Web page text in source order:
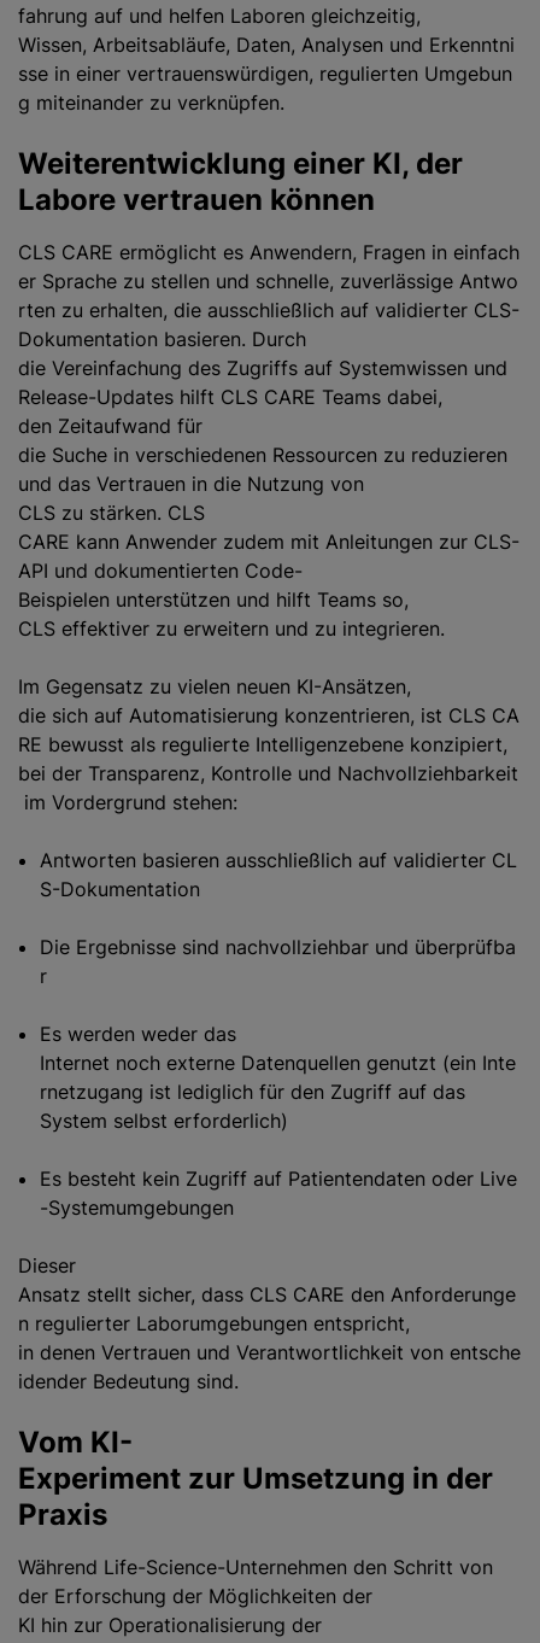
fahrung auf und helfen Laboren gleichzeitig,
Wissen, Arbeitsabläufe, Daten, Analysen und Erkenntni
sse in einer vertrauenswürdigen, regulierten Umgebun
g miteinander zu verknüpfen.
Weiterentwicklung einer KI, der
Labore vertrauen können
CLS CARE ermöglicht es Anwendern, Fragen in einfach
er Sprache zu stellen und schnelle, zuverlässige Antwo
rten zu erhalten, die ausschließlich auf validierter CLS-
Dokumentation basieren. Durch
die Vereinfachung des Zugriffs auf Systemwissen und
Release-Updates hilft CLS CARE Teams dabei,
den Zeitaufwand für
die Suche in verschiedenen Ressourcen zu reduzieren
und das Vertrauen in die Nutzung von
CLS zu stärken. CLS
CARE kann Anwender zudem mit Anleitungen zur CLS-
API und dokumentierten Code-
Beispielen unterstützen und hilft Teams so,
CLS effektiver zu erweitern und zu integrieren.
Im Gegensatz zu vielen neuen KI-Ansätzen,
die sich auf Automatisierung konzentrieren, ist CLS CA
RE bewusst als regulierte Intelligenzebene konzipiert,
bei der Transparenz, Kontrolle und Nachvollziehbarkeit
im Vordergrund stehen:
Antworten basieren ausschließlich auf validierter CL
S-Dokumentation
Die Ergebnisse sind nachvollziehbar und überprüfba
r
Es werden weder das
Internet noch externe Datenquellen genutzt (ein Inte
rnetzugang ist lediglich für den Zugriff auf das
System selbst erforderlich)
Es besteht kein Zugriff auf Patientendaten oder Live
-Systemumgebungen
Dieser
Ansatz stellt sicher, dass CLS CARE den Anforderunge
n regulierter Laborumgebungen entspricht,
in denen Vertrauen und Verantwortlichkeit von entsche
idender Bedeutung sind.
Vom KI-
Experiment zur Umsetzung in der
Praxis
Während Life-Science-Unternehmen den Schritt von
der Erforschung der Möglichkeiten der
KI hin zur Operationalisierung der